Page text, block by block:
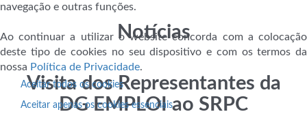
Notícias
Visita dos Representantes da
DG EMPLOI ao SRPC
navegação e outras funções.
Ao continuar a utilizar o website concorda com a colocação
deste tipo de cookies no seu dispositivo e com os termos da
nossa Política de Privacidade.
Aceitar todos os cookies
Aceitar apenas os cookies essenciais